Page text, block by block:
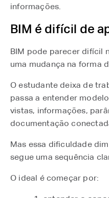
informações.
BIM é difícil de
BIM pode parecer difícil
uma mudança na forma
O estudante deixa de
passa a entender
vistas, informações,
documentação
Mas essa dificuldade
segue uma sequência
O ideal é começar por: